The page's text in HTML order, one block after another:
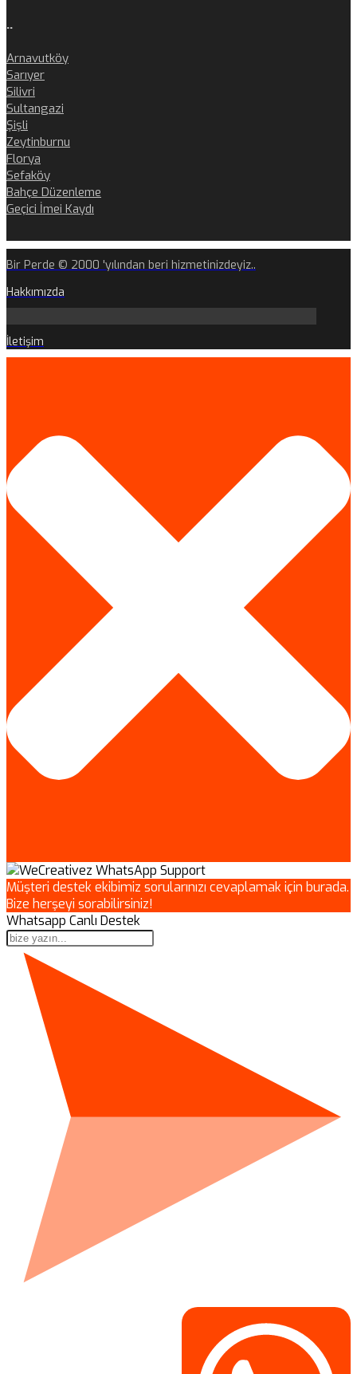
..
Arnavutköy
Sarıyer
Silivri
Sultangazi
Şişli
Zeytinburnu
Florya
Sefaköy
Bahçe Düzenleme
Geçici İmei Kaydı
Bir Perde © 2000 'yılından beri hizmetinizdeyiz..
Hakkımızda
İletişim
Müşteri destek ekibimiz sorularınızı cevaplamak için burada.
Bize herşeyi sorabilirsiniz!
Whatsapp Canlı Destek